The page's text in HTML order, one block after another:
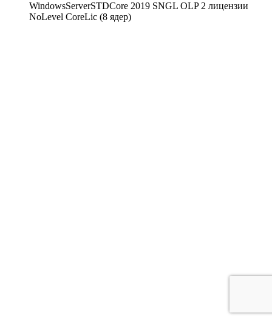
WindowsServerSTDCore 2019 SNGL OLP 2 лицензии
NoLevel CoreLic (8 ядер)